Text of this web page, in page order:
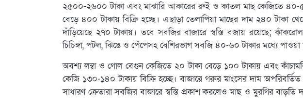
২৫০০-২৬০০ টাকা এবং মাঝারি আকারের রুই ও কাতল মাছ কেজিতে ৪০-
বেড়ে ৪০০ টাকায় বিক্রি হচ্ছে। এছাড়া তেলাপিয়া মাছের দাম ২৪০ টাকা
দাঁড়িয়েছে ২৭০ টাকায়। তবে সবজির বাজারে স্বস্তি বজায় রয়েছে;
চিচিঙ্গা, পটল, ঝিঙে ও পেঁপেসহ বেশিরভাগ সবজি ৪০-৬০ টাকার মধ্যে পাওয়া
অবশ্য লম্বা ও গোল বেগুন কেজিতে ২০ টাকা বেড়ে ১০০ টাকায় এবং
কেজি ১৩০-১৪০ টাকায় বিক্রি হচ্ছে। বাজারে গরুর মাংসের দাম অপরিবর্তিত
সাধারণ ক্রেতারা সবজির বাজারে স্বস্তি প্রকাশ করলেও মাছ ও মুরগির বাড়তি